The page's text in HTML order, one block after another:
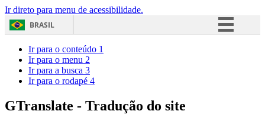
Ir direto para menu de acessibilidade.
BRASIL
Acesso à informação
Ir para o conteúdo 1
Ir para o menu 2
Ir para a busca 3
Ir para o rodapé 4
GTranslate - Tradução do site